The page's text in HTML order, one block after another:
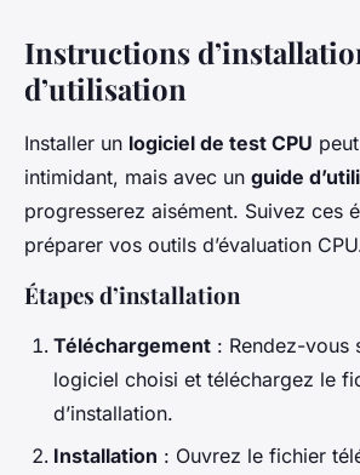
Instructions
d’utilisation
Installer un logiciel de test CPU
intimidant, mais avec un guide
progresserez aisément. Suivez ces
préparer vos outils d’évaluation
Étapes d’installation
Téléchargement : Rendez-vous
logiciel choisi et téléchargez le
d’installation.
Installation : Ouvrez le fichier